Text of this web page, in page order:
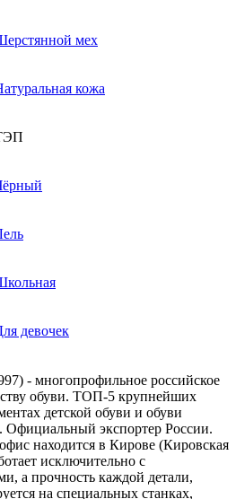
мех
кожа
девочек
- многопрофильное российское
обуви. ТОП-5 крупнейших
детской обуви и обуви
Официальный экспортер России.
находится в Кирове (Кировская
исключительно с
а прочность каждой детали,
на специальных станках,